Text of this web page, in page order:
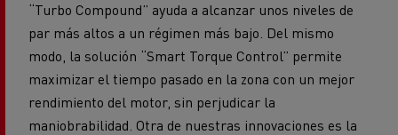
“Turbo Compound” ayuda a alcanzar unos niveles de
par más altos a un régimen más bajo. Del mismo
modo, la solución “Smart Torque Control” permite
maximizar el tiempo pasado en la zona con un mejor
rendimiento del motor, sin perjudicar la
maniobrabilidad. Otra de nuestras innovaciones es la